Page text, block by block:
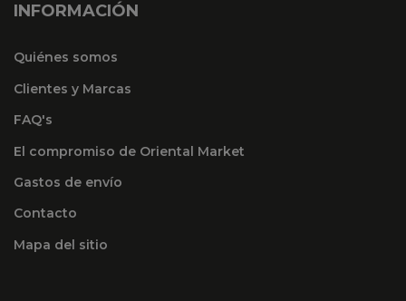
INFORMACIÓN
Quiénes somos
Clientes y Marcas
FAQ's
El compromiso de Oriental Market
Gastos de envío
Contacto
Mapa del sitio